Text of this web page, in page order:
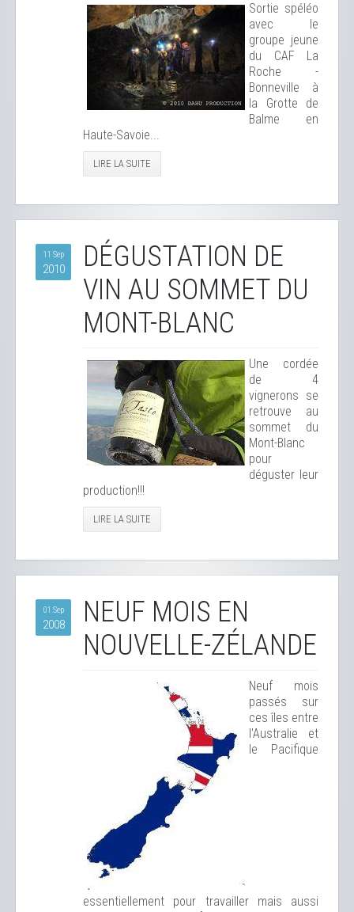
Sortie spéléo
avec le
groupe jeune
du CAF La
Roche -
Bonneville à
la Grotte de
Balme en
Haute-Savoie...
LIRE LA SUITE
11 Sep
2010
DÉGUSTATION DE
VIN AU SOMMET DU
MONT-BLANC
Une cordée
de 4
vignerons se
retrouve au
sommet du
Mont-Blanc
pour
déguster leur
production!!!
LIRE LA SUITE
01 Sep
2008
NEUF MOIS EN
NOUVELLE-ZÉLANDE
Neuf mois
passés sur
ces îles entre
l'Australie et
le Pacifique
essentiellement pour travailler mais aussi